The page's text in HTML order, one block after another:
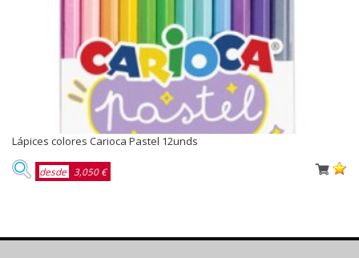
Lápices colores Carioca Pastel 12unds
desde 3,050 €